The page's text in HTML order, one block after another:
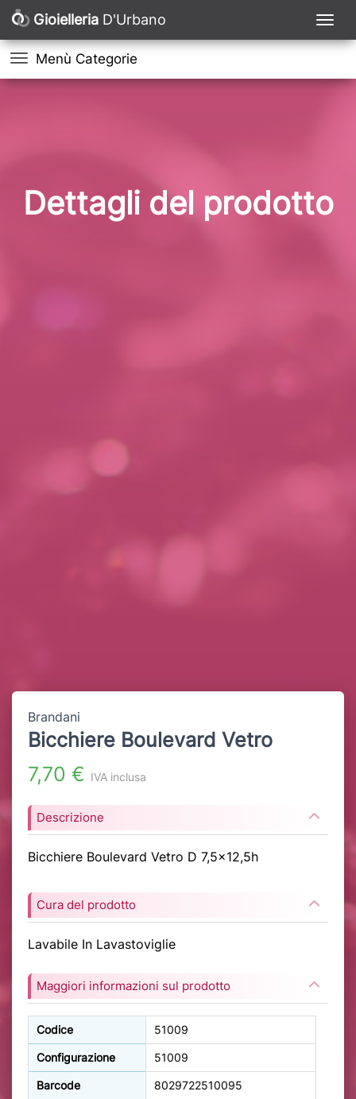
Gioielleria D'Urbano
Menù Categorie
Dettagli del prodotto
Brandani
Bicchiere Boulevard Vetro
7,70 € IVA inclusa
Descrizione
Bicchiere Boulevard Vetro D 7,5x12,5h
Cura del prodotto
Lavabile In Lavastoviglie
Maggiori informazioni sul prodotto
Codice 51009
Configurazione 51009
Barcode 8029722510095